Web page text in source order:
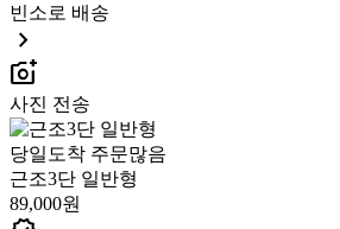
빈소로 배송
chevron_right
add_a_photo
사진 전송
당일도착 주문많음
근조3단 일반형
89,000원